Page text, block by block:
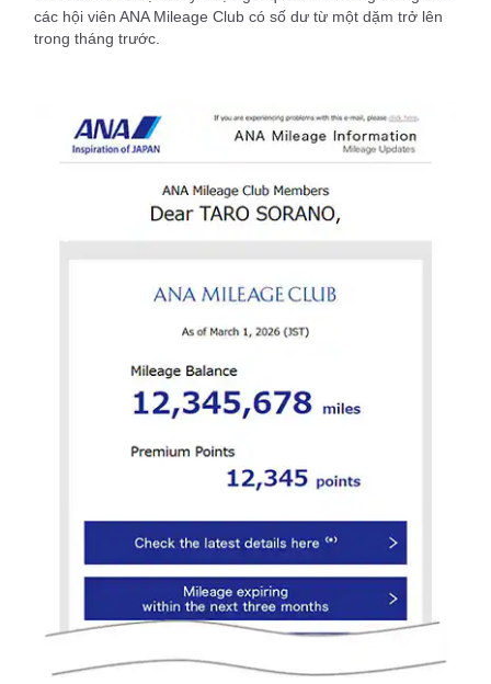
các hội viên ANA Mileage Club có số dư từ một dặm trở lên
trong tháng trước.